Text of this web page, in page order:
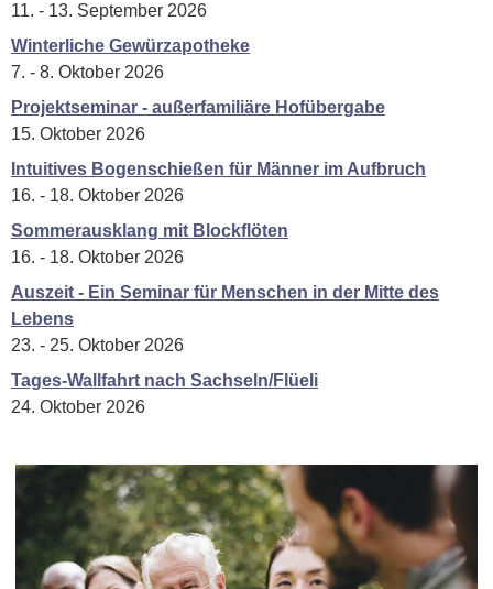
11. - 13. September 2026
Winterliche Gewürzapotheke
7. - 8. Oktober 2026
Projektseminar - außerfamiliäre Hofübergabe
15. Oktober 2026
Intuitives Bogenschießen für Männer im Aufbruch
16. - 18. Oktober 2026
Sommerausklang mit Blockflöten
16. - 18. Oktober 2026
Auszeit - Ein Seminar für Menschen in der Mitte des
Lebens
23. - 25. Oktober 2026
Tages-Wallfahrt nach Sachseln/Flüeli
24. Oktober 2026